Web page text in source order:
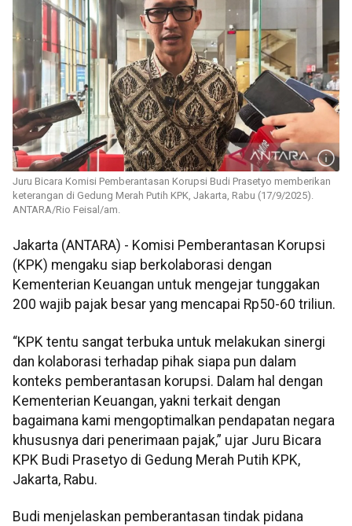
Juru Bicara Komisi Pemberantasan Korupsi Budi Prasetyo memberikan
keterangan di Gedung Merah Putih KPK, Jakarta, Rabu (17/9/2025).
ANTARA/Rio Feisal/am.
Jakarta (ANTARA) - Komisi Pemberantasan Korupsi
(KPK) mengaku siap berkolaborasi dengan
Kementerian Keuangan untuk mengejar tunggakan
200 wajib pajak besar yang mencapai Rp50-60 triliun.
“KPK tentu sangat terbuka untuk melakukan sinergi
dan kolaborasi terhadap pihak siapa pun dalam
konteks pemberantasan korupsi. Dalam hal dengan
Kementerian Keuangan, yakni terkait dengan
bagaimana kami mengoptimalkan pendapatan negara
khususnya dari penerimaan pajak,” ujar Juru Bicara
KPK Budi Prasetyo di Gedung Merah Putih KPK,
Jakarta, Rabu.
Budi menjelaskan pemberantasan tindak pidana